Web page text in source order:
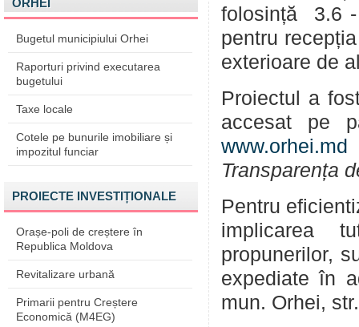
ORHEI
Bugetul municipiului Orhei
Raporturi privind executarea
bugetului
Taxe locale
Cotele pe bunurile imobiliare și
impozitul funciar
PROIECTE INVESTIȚIONALE
Orașe-poli de creștere în
Republica Moldova
Revitalizare urbană
Primarii pentru Creștere
Economică (M4EG)
folosință 3.6 -
pentru
exterioare de
Proiectul a
accesat pe
www.orhei.md
Transparența
Pentru
implicarea
propunerilor,
expediate în
mun. Orhei,